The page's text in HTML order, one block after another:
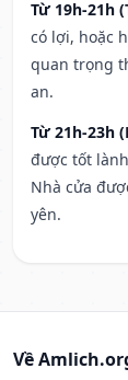
Từ 19h-21h
có lợi, hoặc
quan trọng
an.
Từ 21h-23h
được tốt
Nhà cửa
yên.
Về